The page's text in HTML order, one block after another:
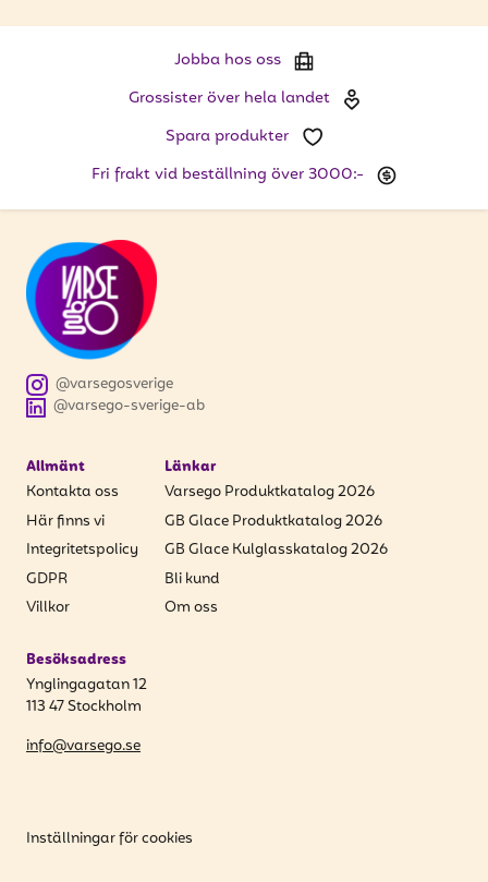
Jobba hos oss
Grossister över hela landet
Spara produkter
Fri frakt vid beställning över 3000:-
@varsego-sverige-ab
@varsegosverige
Allmänt
Kontakta oss
Här finns vi
Integritetspolicy
GDPR
Villkor
Länkar
Varsego Produktkatalog 2026
GB Glace Produktkatalog 2026
GB Glace Kulglasskatalog 2026
Bli kund
Om oss
Besöksadress
Ynglingagatan 12
113 47 Stockholm
info@varsego.se
Inställningar för cookies